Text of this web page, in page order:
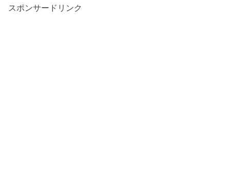
スポンサードリンク